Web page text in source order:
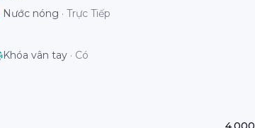
Nước nóng · Trực Tiếp
Khóa vân tay · Có